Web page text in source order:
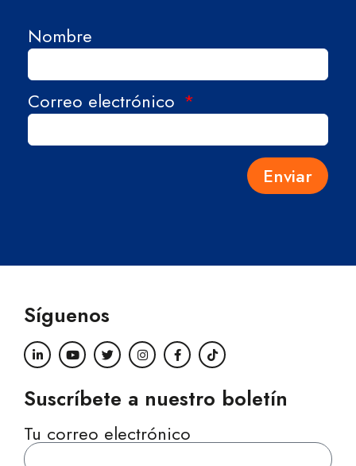
Nombre
Correo electrónico
Enviar
Síguenos
Suscríbete a nuestro boletín
Tu correo electrónico